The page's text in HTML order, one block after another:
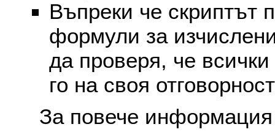
Въпреки че скриптът
формули за
да проверя, че
го на своя
За повече информация